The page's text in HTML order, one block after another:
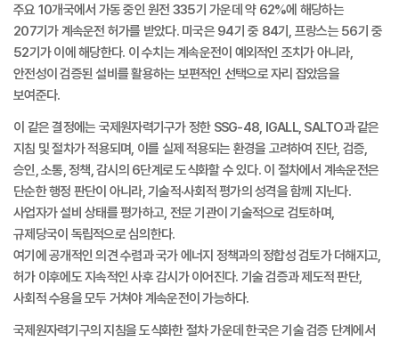
주요 10개국에서 가동 중인 원전 335기 가운데 약 62%에 해당하는
207기가 계속운전 허가를 받았다. 미국은 94기 중 84기, 프랑스는 56기 중
52기가 이에 해당한다. 이 수치는 계속운전이 예외적인 조치가 아니라,
안전성이 검증된 설비를 활용하는 보편적인 선택으로 자리 잡았음을
보여준다.
이 같은 결정에는 국제원자력기구가 정한 SSG-48, IGALL, SALTO과 같은
지침 및 절차가 적용되며, 이를 실제 적용되는 환경을 고려하여 진단, 검증,
승인, 소통, 정책, 감시의 6단계로 도식화할 수 있다. 이 절차에서 계속운전은
단순한 행정 판단이 아니라, 기술적·사회적 평가의 성격을 함께 지닌다.
사업자가 설비 상태를 평가하고, 전문 기관이 기술적으로 검토하며,
규제당국이 독립적으로 심의한다.
여기에 공개적인 의견 수렴과 국가 에너지 정책과의 정합성 검토가 더해지고,
허가 이후에도 지속적인 사후 감시가 이어진다. 기술 검증과 제도적 판단,
사회적 수용을 모두 거쳐야 계속운전이 가능하다.
국제원자력기구의 지침을 도식화한 절차 가운데 한국은 기술 검증 단계에서